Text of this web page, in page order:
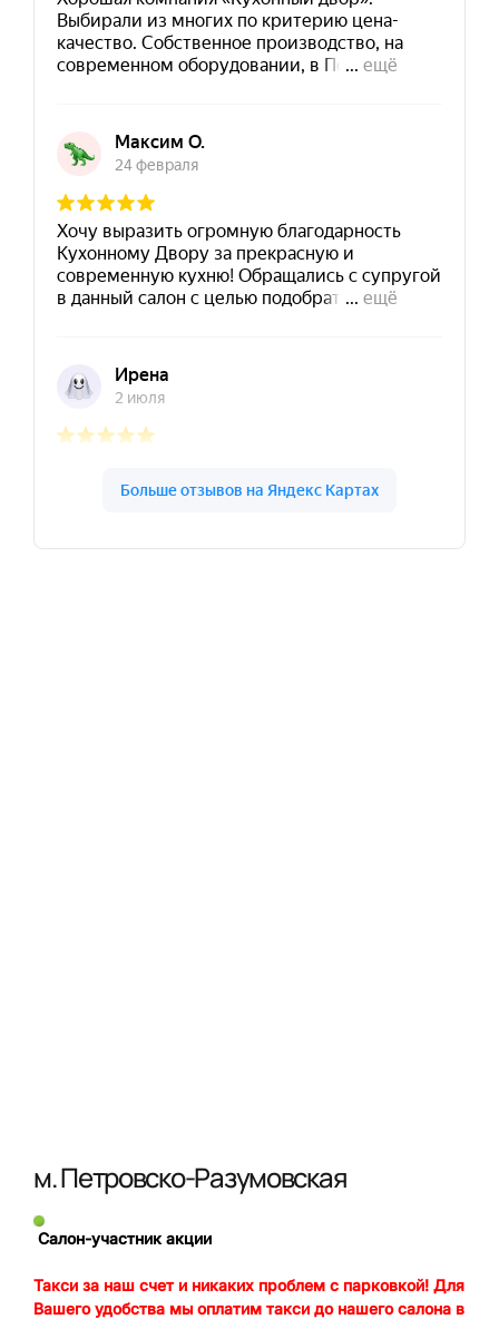
м. Петровско-Разумовская
Салон-участник акции
Такси за наш счет и никаких проблем с парковкой! Для
Вашего удобства мы оплатим такси до нашего салона в